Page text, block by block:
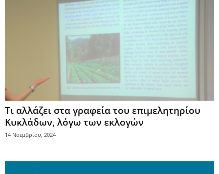
Τι αλλάζει στα γραφεία του επιμελητηρίου
Κυκλάδων, λόγω των εκλογών
14 Νοεμβρίου, 2024